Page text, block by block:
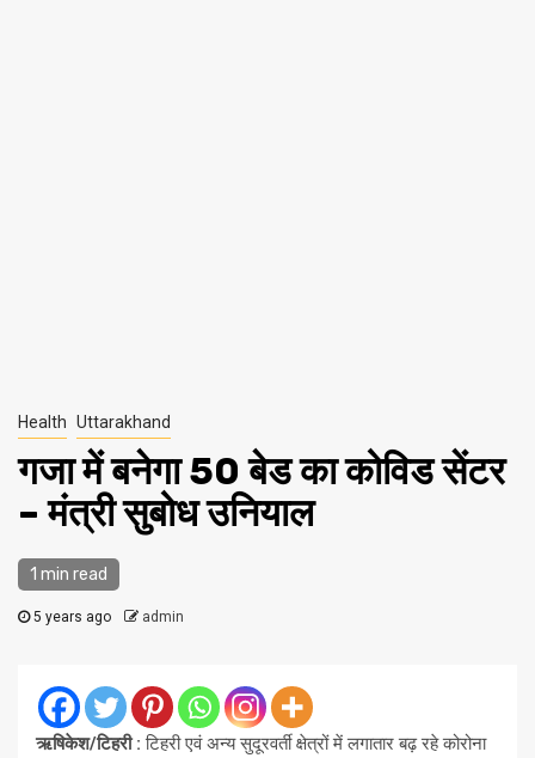
Health Uttarakhand
गजा में बनेगा 50 बेड का कोविड सेंटर
– मंत्री सुबोध उनियाल
1 min read
5 years ago admin
ऋषिकेश/टिहरी : टिहरी एवं अन्य सुदूरवर्ती क्षेत्रों में लगातार बढ़ रहे कोरोना